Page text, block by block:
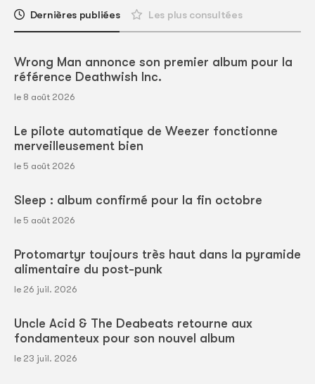
Dernières publiées Les plus consultées
Wrong Man annonce son premier album pour la
référence Deathwish Inc.
le 8 août 2026
Le pilote automatique de Weezer fonctionne
merveilleusement bien
le 5 août 2026
Sleep : album confirmé pour la fin octobre
le 5 août 2026
Protomartyr toujours très haut dans la pyramide
alimentaire du post-punk
le 26 juil. 2026
Uncle Acid & The Deabeats retourne aux
fondamenteux pour son nouvel album
le 23 juil. 2026